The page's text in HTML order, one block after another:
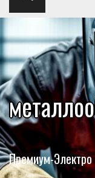
Премиум-Электро